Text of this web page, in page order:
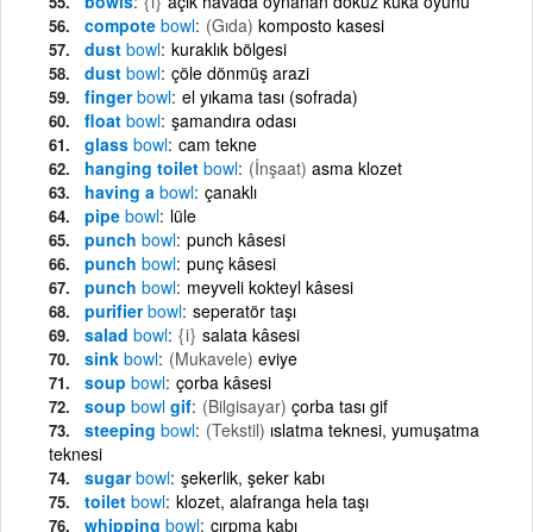
compote bowl (Gıda) komposto kasesi
dust bowl kuraklık bölgesi
dust bowl çöle dönmüş arazi
fingerbowl el yıkama tası (sofrada)
float bowl şamandıra odası
glass bowl cam tekne
hanging toilet bowl (İnşaat) asma klozet
having a bowl çanaklı
pipe bowl lüle
punch bowl punch kâsesi
punch bowl punç kâsesi
punch bowl meyveli kokteyl kâsesi
purifierbowl seperatör taşı
salad bowl {i} salata kâsesi
sink bowl (Mukavele) eviye
soup bowl çorba kâsesi
soup bowl gif (Bilgisayar) çorba tası gif
steeping bowl (Tekstil) ıslatma teknesi, yumuşatma
teknesi
sugarbowl şekerlik, şeker kabı
toilet bowl klozet, alafranga hela taşı
whipping bowl çırpma kabı